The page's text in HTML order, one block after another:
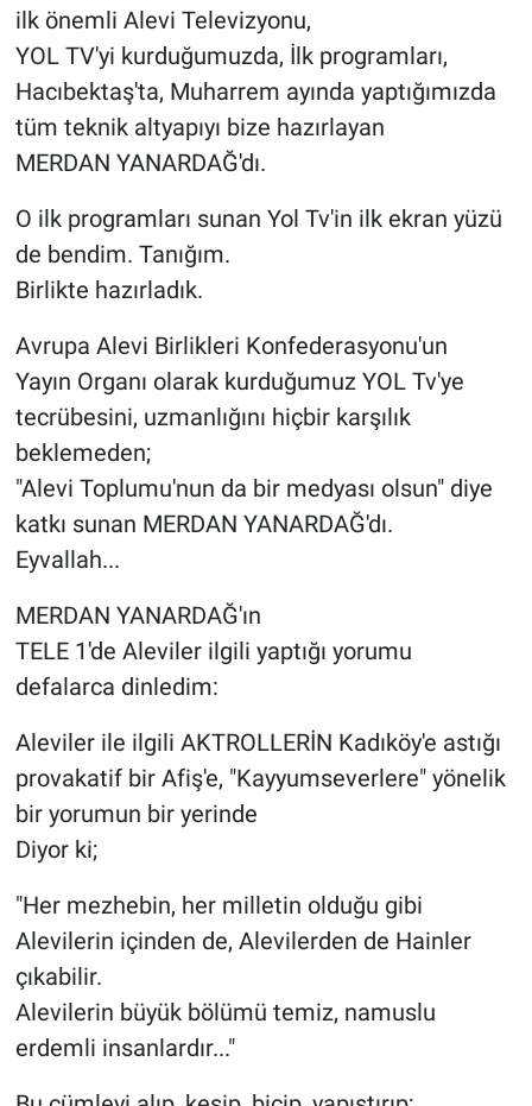
ilk önemli Alevi Televizyonu,
YOL TV'yi kurduğumuzda, İlk programları,
Hacıbektaş'ta, Muharrem ayında yaptığımızda
tüm teknik altyapıyı bize hazırlayan
MERDAN YANARDAĞ'dı.
O ilk programları sunan Yol Tv'in ilk ekran yüzü
de bendim. Tanığım.
Birlikte hazırladık.
Avrupa Alevi Birlikleri Konfederasyonu'un
Yayın Organı olarak kurduğumuz YOL Tv'ye
tecrübesini, uzmanlığını hiçbir karşılık
beklemeden;
"Alevi Toplumu'nun da bir medyası olsun" diye
katkı sunan MERDAN YANARDAĞ'dı.
Eyvallah...
MERDAN YANARDAĞ'ın
TELE 1'de Aleviler ilgili yaptığı yorumu
defalarca dinledim:
Aleviler ile ilgili AKTROLLERİN Kadıköy'e astığı
provakatif bir Afiş'e, "Kayyumseverlere" yönelik
bir yorumun bir yerinde
Diyor ki;
"Her mezhebin, her milletin olduğu gibi
Alevilerin içinden de, Alevilerden de Hainler
çıkabilir.
Alevilerin büyük bölümü temiz, namuslu
erdemli insanlardır..."
Gün Ortası
Gündem Özel
Günün görüntüsü
İlan
Koronavirüs
Kültür Sanat
Ne demişti
Nedir
Popüler
Programlar
Sağlık
Teknoloji
Türkiye'nin Geleceği
Türkiye'nin Gündemi
Yerel Gündem